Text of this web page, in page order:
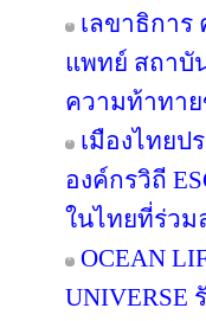
เลขาธิการ
แพทย์ สถาบั
ความท้าทา
เมืองไทยป
องค์กรวิถี
ในไทยที่ร่วม
OCEAN
UNIVERSE